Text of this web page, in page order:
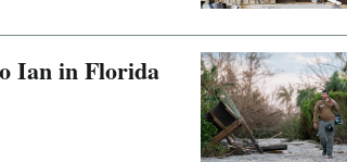
Ian in Florida